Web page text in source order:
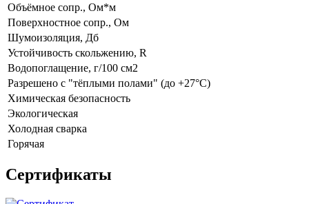
Объёмное сопр., Ом*м
Поверхностное сопр., Ом
Шумоизоляция, Дб
Устойчивость скольжению, R
Водопоглащение, г/100 см2
Разрешено с "тёплыми полами" (до +27°C)
Химическая безопасность
Экологическая
Холодная сварка
Горячая
Сертификаты